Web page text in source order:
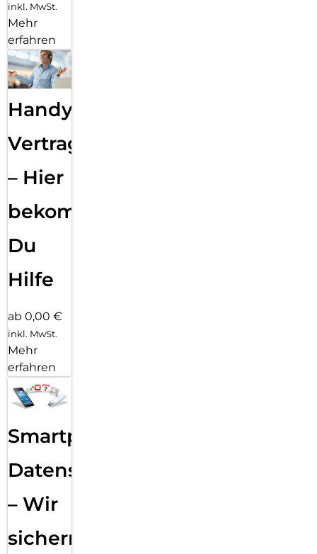
inkl. MwSt.
Mehr
erfahren
Handy
Vertragsabwicklung
– Hier
bekommst
Du
Hilfe
ab 0,00 €
inkl. MwSt.
Mehr
erfahren
Smartphone
Datensicherung
– Wir
sichern